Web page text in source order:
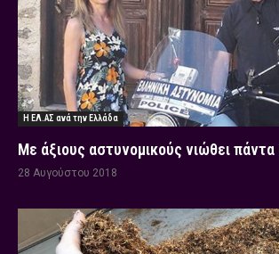
Η ΕΛ.ΑΣ ανά την Ελλάδα
Με άξιους αστυνομικούς νιώθει
28 Αυγούστου 2018